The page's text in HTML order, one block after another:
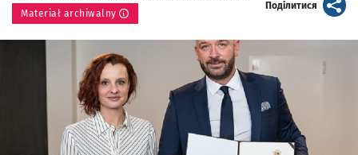
Materiał archiwalny
Поділитися artykuł